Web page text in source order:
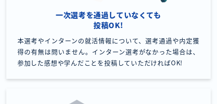
一次選考を通過していなくても
投稿OK!
本選考やインターンの就活情報について、選考通過や内定獲
得の有無は問いません。インターン選考がなかった場合は、
参加した感想や学んだことを投稿していただければOK!